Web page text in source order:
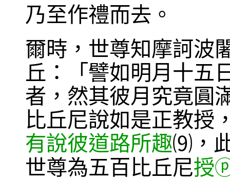
乃至作禮而去。
爾時，世尊知摩訶波
丘：「譬如明月十五
者，然其彼月究竟圓
比丘尼說如是正教授
有說彼道路所趣⑼ ，
世尊為五百比丘尼授